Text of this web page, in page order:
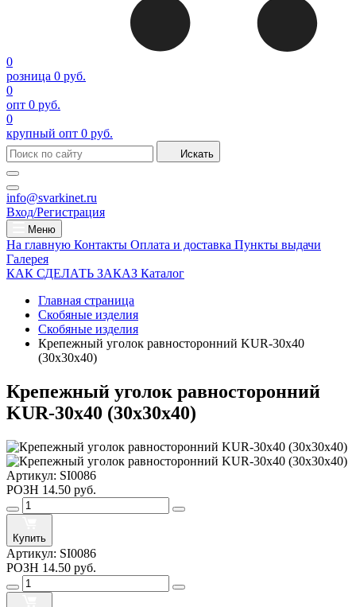
0
розница 0 руб.
0
опт 0 руб.
0
крупный опт 0 руб.
Искать
info@svarkinet.ru
Вход/Регистрация
Меню
На главную Контакты Оплата и доставка Пункты выдачи
Галерея
КАК СДЕЛАТЬ ЗАКАЗ Каталог
Главная страница
Скобяные изделия
Скобяные изделия
Крепежный уголок равносторонний KUR-30х40
(30х30х40)
Крепежный уголок равносторонний
KUR-30х40 (30х30х40)
Артикул: SI0086
РОЗН 14.50 руб.
Купить
Артикул: SI0086
РОЗН 14.50 руб.